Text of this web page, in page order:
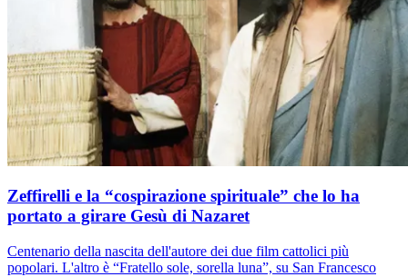
Zeffirelli e la “cospirazione spirituale” che lo ha
portato a girare Gesù di Nazaret
Centenario della nascita dell'autore dei due film cattolici più
popolari. L'altro è “Fratello sole, sorella luna”, su San Francesco